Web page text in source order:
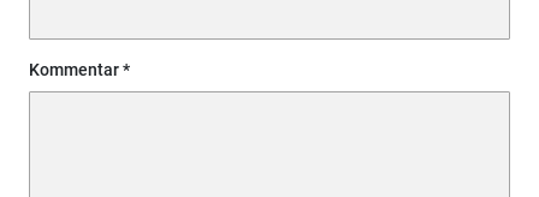
Kommentar